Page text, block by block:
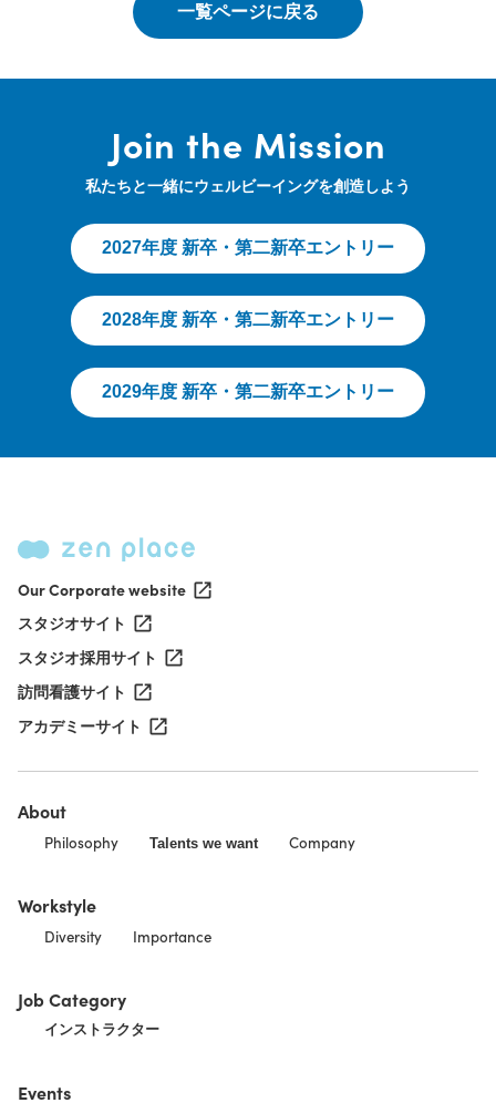
一覧ページに戻る
Join the Mission
私たちと一緒にウェルビーイングを創造しよう
2027年度 新卒・第二新卒エントリー
2028年度 新卒・第二新卒エントリー
2029年度 新卒・第二新卒エントリー
Our Corporate website
スタジオサイト
スタジオ採用サイト
訪問看護サイト
アカデミーサイト
About
Philosophy Talents we want Company
Workstyle
Diversity Importance
Job Category
インストラクター
Events